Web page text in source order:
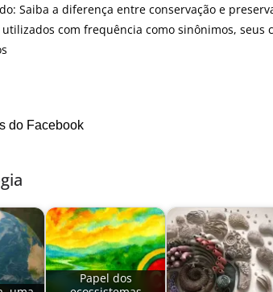
Saiba a diferença entre conservação e
com frequência como sinônimos, seus
do Facebook
Papel dos